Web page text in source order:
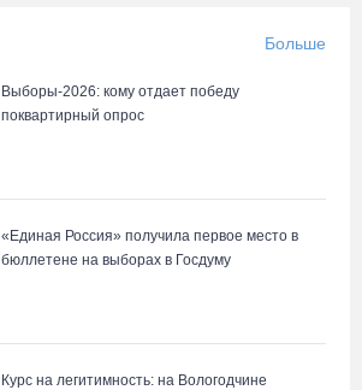
Больше
Выборы-2026: кому отдает победу
поквартирный опрос
«Единая Россия» получила первое место в
бюллетене на выборах в Госдуму
Курс на легитимность: на Вологодчине